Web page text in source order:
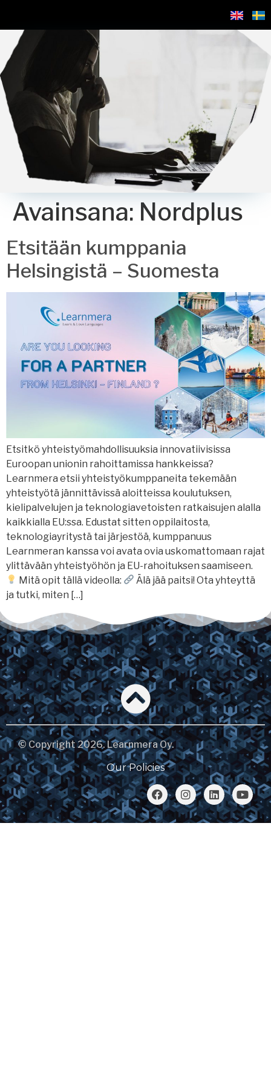
Avainsana: Nordplus
Etsitään kumppania
Helsingistä – Suomesta
Etsitkö yhteistyömahdollisuuksia innovatiivisissa
Euroopan unionin rahoittamissa hankkeissa?
Learnmera etsii yhteistyökumppaneita tekemään
yhteistyötä jännittävissä aloitteissa koulutuksen,
kielipalvelujen ja teknologiavetoisten ratkaisujen alalla
kaikkialla EU:ssa. Edustat sitten oppilaitosta,
teknologiayritystä tai järjestöä, kumppanuus
Learnmeran kanssa voi avata ovia uskomattomaan rajat
ylittävään yhteistyöhön ja EU-rahoituksen saamiseen.
Mitä opit tällä videolla:
Älä jää paitsi! Ota yhteyttä
ja tutki, miten […]
© Copyright 2026. Learnmera Oy.
Our Policies